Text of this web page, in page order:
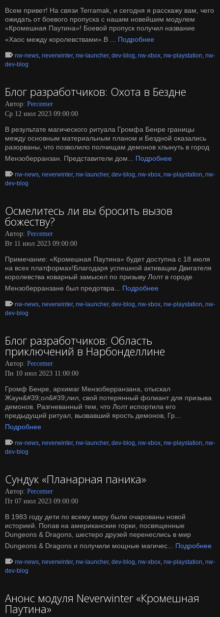
Всем привет! На связи Terramak, и сегодня я расскажу вам, чего
ожидать от боевого пропуска с нашим новейшим модулем
«Кромешная Паутина»! Боевой пропуск получил название
«Хаос между королевствами».В ... Подробнее
nw-news, neverwinter, nw-launcher, dev-blog, nw-xbox, nw-playstation, nw-
dev-blog
Блог разработчиков: Охота в Бездне
Автор: Percemer
Ср 12 июл 2023 09:00:00
В результате магического ритуала Громфа Бенре границы
между основным материальным планом и Бездной оказались
разорваны, что позволило полчищам демонов хлынуть в город
Мензоберранзан. Представители дом... Подробнее
nw-news, neverwinter, nw-launcher, dev-blog, nw-xbox, nw-playstation, nw-
dev-blog
Осмелитесь ли вы бросить вызов
божеству?
Автор: Percemer
Вт 11 июл 2023 09:00:00
Примечание: «Кромешная Паутина» будет доступна с 18 июля
на всех платформах!Благодаря успешной активации Двигателя
королевства коварный замысел по призыву Лолт в городе
Мензоберранзане был предотвра... Подробнее
nw-news, neverwinter, nw-launcher, dev-blog, nw-xbox, nw-playstation, nw-
dev-blog
Блог разработчиков: Область
приключений в Нарбонделлине
Автор: Percemer
Пн 10 июл 2023 11:00:00
Громф Бенре, архимаг Мензоберранзана, отыскал
Жаун&#39;ол&#39;лил, свой потерянный фолиант для призыва
демонов. Разгневанный тем, что Лолт испортила его
предыдущий ритуал, вызвавший ярость демонов, Гр...
Подробнее
nw-news, neverwinter, nw-launcher, dev-blog, nw-xbox, nw-playstation, nw-
dev-blog
Сундук «Планарная паника»
Автор: Percemer
Пт 07 июл 2023 09:00:00
В 1983 году дети по всему миру были очарованы новой
историей. Попав на американские горки, посвященные
Dungeons & Dragons, шестеро друзей перенеслись в мир
Dungeons & Dragons и получили мощные магичес... Подробнее
nw-news, neverwinter, nw-launcher, dev-blog, nw-xbox, nw-playstation, nw-
dev-blog
Анонс модуля Neverwinter «Кромешная
Паутина»